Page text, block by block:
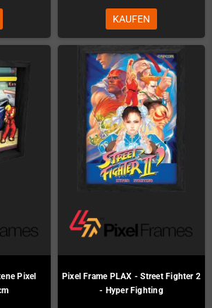
KAUFEN
Pixel
Pixel Frame PLAX - Street Fighter 2
- Hyper Fighting